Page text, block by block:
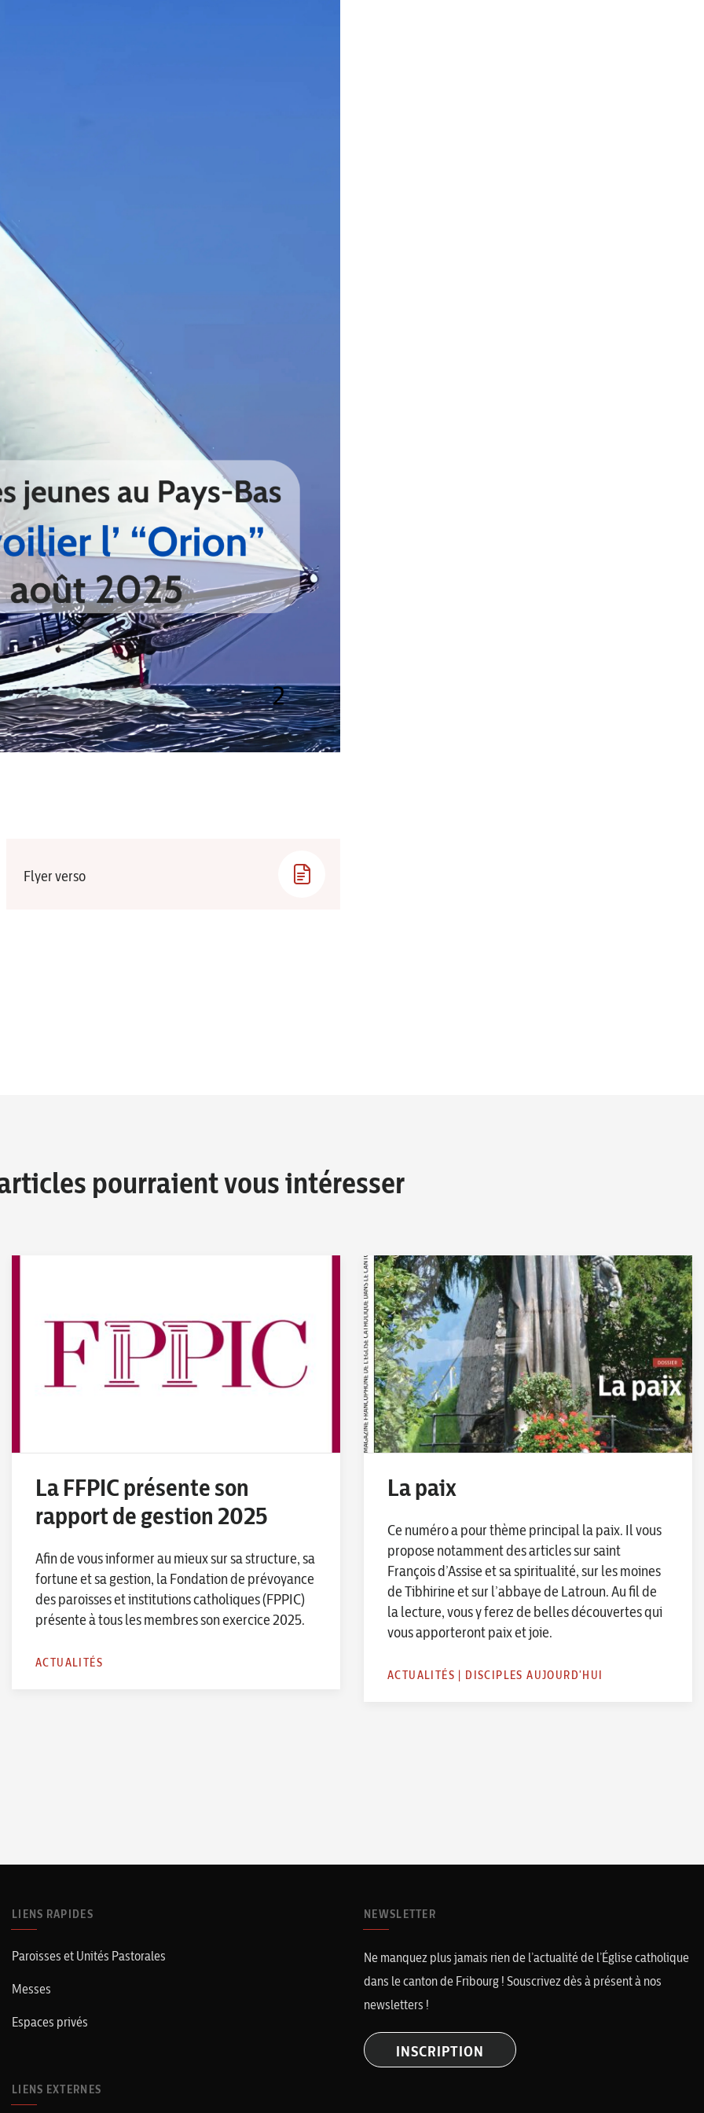
Flyer verso
pourraient vous intéresser
La FFPIC présente son
rapport de gestion 2025
Afin de vous informer au mieux sur sa structure, sa
fortune et sa gestion, la Fondation de prévoyance
des paroisses et institutions catholiques (FPPIC)
présente à tous les membres son exercice 2025.
ACTUALITÉS
La paix
Ce numéro a pour thème principal la paix. Il vous
propose notamment des articles sur saint
François d’Assise et sa spiritualité, sur les moines
de Tibhirine et sur l’abbaye de Latroun. Au fil de
la lecture, vous y ferez de belles découvertes qui
vous apporteront paix et joie.
ACTUALITÉS | DISCIPLES AUJOURD'HUI
LIENS RAPIDES
Paroisses et Unités Pastorales
Messes
Espaces privés
LIENS EXTERNES
NEWSLETTER
Ne manquez plus jamais rien de l’actualité de l’Église catholique
dans le canton de Fribourg ! Souscrivez dès à présent à nos
newsletters !
INSCRIPTION